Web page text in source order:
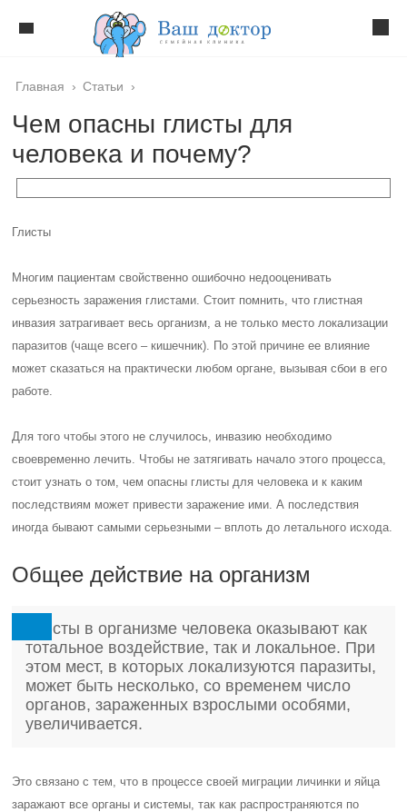
Главная › Статьи ›
Чем опасны глисты для
человека и почему?
Глисты
Многим пациентам свойственно ошибочно недооценивать
серьезность заражения глистами. Стоит помнить, что глистная
инвазия затрагивает весь организм, а не только место локализации
паразитов (чаще всего – кишечник). По этой причине ее влияние
может сказаться на практически любом органе, вызывая сбои в его
работе.
Для того чтобы этого не случилось, инвазию необходимо
своевременно лечить. Чтобы не затягивать начало этого процесса,
стоит узнать о том, чем опасны глисты для человека и к каким
последствиям может привести заражение ими. А последствия
иногда бывают самыми серьезными – вплоть до летального исхода.
Общее действие на организм
Глисты в организме человека оказывают как
тотальное воздействие, так и локальное. При
этом мест, в которых локализуются паразиты,
может быть несколько, со временем число
органов, зараженных взрослыми особями,
увеличивается.
Это связано с тем, что в процессе своей миграции личинки и яйца
заражают все органы и системы, так как распространяются по